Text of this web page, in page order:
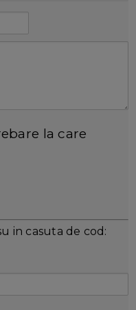
la care
in casuta de cod: